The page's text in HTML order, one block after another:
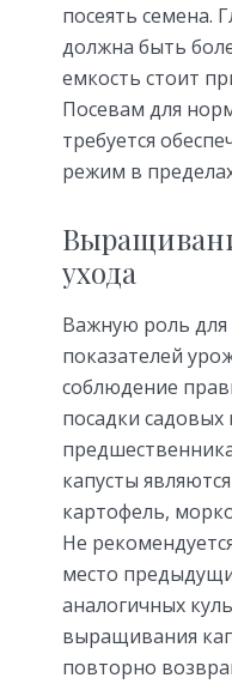
посеять семена.
должна быть
емкость стоит
Посевам для
требуется
режим в
ухода
Важную роль для
показателей
соблюдение
посадки
капусты
картофель,
Не
место
аналогичных
выращивания
повторно